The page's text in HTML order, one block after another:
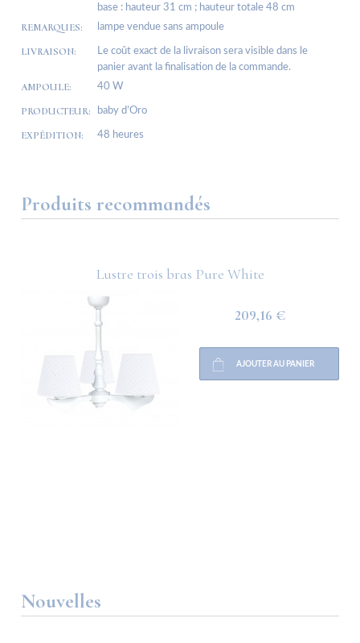
base : hauteur 31 cm ; hauteur totale 48 cm
REMARQUES: lampe vendue sans ampoule
LIVRAISON:
Le coût exact de la livraison sera visible dans le
panier avant la finalisation de la commande.
AMPOULE: 40 W
PRODUCTEUR: baby d’Oro
EXPÉDITION: 48 heures
Produits recommandés
Lustre trois bras Pure White
209,16 €
AJOUTER AU PANIER
Nouvelles